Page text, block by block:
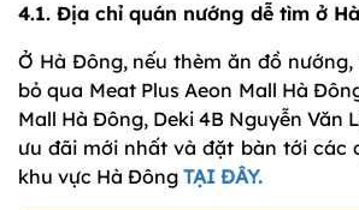
4.1. Địa chỉ quán nướng dễ tìm ở
Ở Hà Đông, nếu thèm ăn đồ
bỏ qua Meat Plus Aeon Mall Hà
Mall Hà Đông, Deki 4B Nguyễn Văn
ưu đãi mới nhất và đặt bàn tới các
khu vực Hà Đông TẠI ĐÂY.